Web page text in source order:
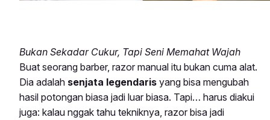
Bukan Sekadar Cukur, Tapi Seni Memahat Wajah
Buat seorang barber, razor manual itu bukan cuma alat.
Dia adalah senjata legendaris yang bisa mengubah
hasil potongan biasa jadi luar biasa. Tapi… harus diakui
juga: kalau nggak tahu tekniknya, razor bisa jadi